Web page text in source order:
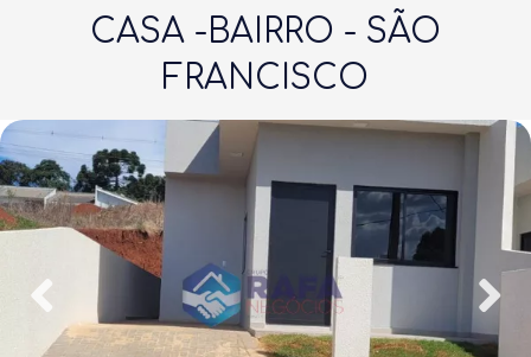
CASA -BAIRRO - SÃO
FRANCISCO